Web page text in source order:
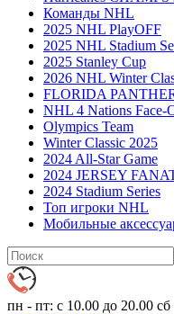
Команды NHL
2025 NHL PlayOFF
2025 NHL Stadium
2025 Stanley Cup
2026 NHL Winter
FLORIDA
NHL 4 Nations Face-
Olympics Team
Winter Classic 2025
2024 All-Star Game
2024 JERSEY
2024 Stadium Series
Топ игроки NHL
Мобильные
пн - пт: с 10.00 до 20.00 сб